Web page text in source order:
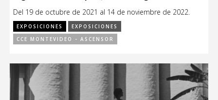
Del 19 de octubre de 2021 al 14 de noviembre de 2022.
EXPOSICIONES
EXPOSICIONES
CCE MONTEVIDEO - ASCENSOR